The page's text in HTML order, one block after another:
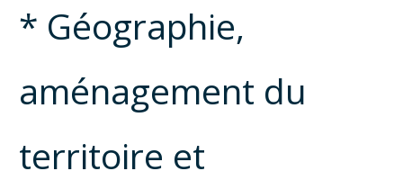
* Géographie,
aménagement du
territoire et